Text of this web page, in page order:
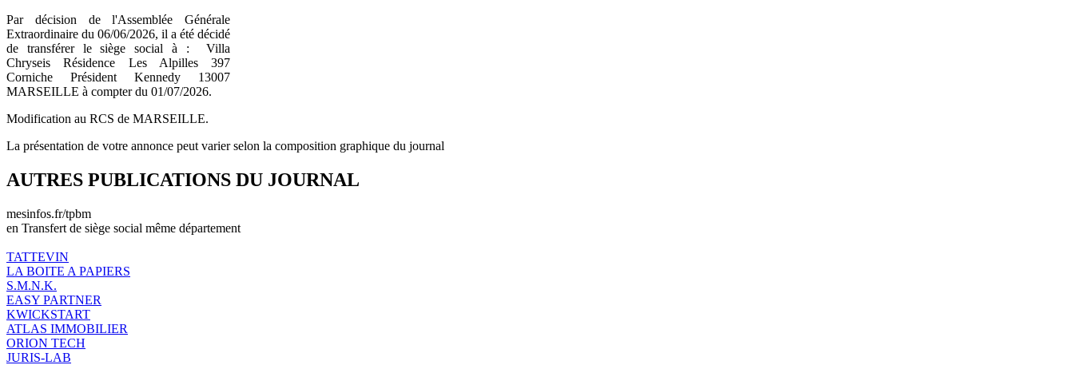
Par décision de l'Assemblée Générale
Extraordinaire du 06/06/2026, il a été décidé
de transférer le siège social à : Villa
Chryseis Résidence Les Alpilles 397
Corniche Président Kennedy 13007
MARSEILLE à compter du 01/07/2026.
Modification au RCS de MARSEILLE.
La présentation de votre annonce peut varier selon la composition graphique du journal
AUTRES PUBLICATIONS DU JOURNAL
mesinfos.fr/tpbm
en Transfert de siège social même département
TATTEVIN
LA BOITE A PAPIERS
S.M.N.K.
EASY PARTNER
KWICKSTART
ATLAS IMMOBILIER
ORION TECH
JURIS-LAB